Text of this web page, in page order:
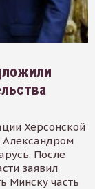
Херсонской
Александром
После
заявил
Минску часть